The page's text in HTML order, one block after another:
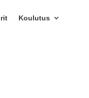
Koulutus